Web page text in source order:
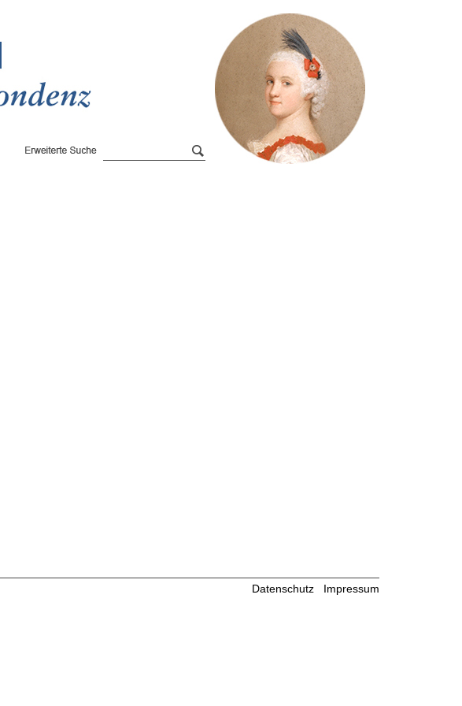
Datenschutz Impressum